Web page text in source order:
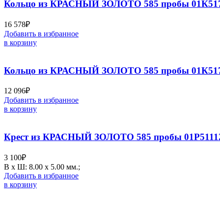
Кольцо из КРАСНЫЙ ЗОЛОТО 585 пробы
16 578₽
Добавить в избранное
в корзину
Кольцо из КРАСНЫЙ ЗОЛОТО 585 пробы
12 096₽
Добавить в избранное
в корзину
Крест из КРАСНЫЙ ЗОЛОТО 585 пробы
3 100₽
В х Ш: 8.00 х 5.00 мм.;
Добавить в избранное
в корзину